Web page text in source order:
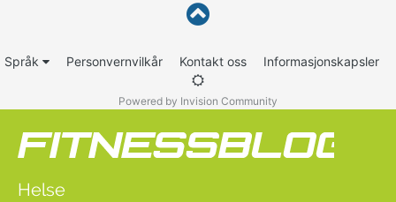
Språk Personvernvilkår Kontakt oss Informasjonskapsler
Powered by Invision Community
Helse